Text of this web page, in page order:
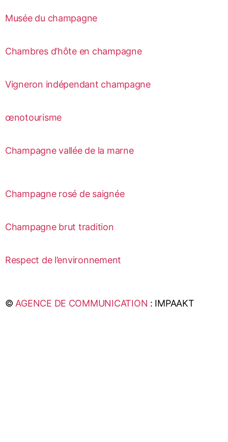
Musée du champagne
Chambres d’hôte en champagne
Vigneron indépendant champagne
œnotourisme
Champagne vallée de la marne
Champagne rosé de saignée
Champagne brut tradition
Respect de l’environnement
© AGENCE DE COMMUNICATION : IMPAAKT